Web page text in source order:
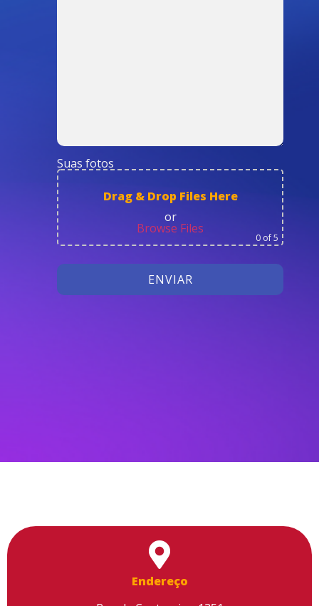
Suas fotos
Drag & Drop Files Here
or
Browse Files
0 of 5
Endereço